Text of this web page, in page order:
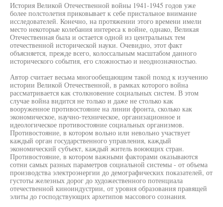
История Великой Отечественной войны 1941-1945 годов уже
более полстолетия приковывает к себе пристальное внимание
исследователей. Конечно, на протяжении этого времени имели
место некоторые колебания интереса к войне, однако, Великая
Отечественная была и остается одной из центральных тем
отечественной исторической науки. Очевидно, этот факт
объясняется, прежде всего, колоссальным масштабом данного
исторического события, его сложностью и неоднозначностью.
Автор считает весьма многообещающим такой поход к изучению
истории Великой Отечественной, в рамках которого война
рассматривается как столкновение социальных систем. В этом
случае война видится не только и даже не столько как
вооруженное противостояние на линии фронта, сколько как
экономическое, научно-техническое, организационное и
идеологическое противостояние социальных организмов.
Противостояние, в котором вольно или невольно участвует
каждый орган государственного управления, каждый
экономический субъект, каждый житель воюющих стран.
Противостояние, в котором важными факторами оказываются
сотни самых разных параметров социальной системы - от объема
производства электроэнергии до демографических показателей, от
густоты железных дорог до художественного потенциала
отечественной киноиндустрии, от уровня образования правящей
элиты до господствующих архетипов массового сознания.